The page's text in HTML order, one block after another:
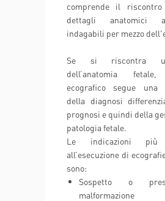
comprende il
dettagli anatomici
indagabili per mezzo
Se si riscontra
dell’anatomia fetale,
ecografico segue una
della diagnosi
prognosi e quindi della
patologia fetale.
Le indicazioni più
all’esecuzione di
sono:
Sospetto o
malformazione